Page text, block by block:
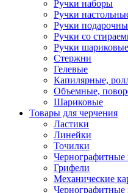
Ручки наборы
Ручки
Ручки
Ручки со
Ручки шариковые
Стержни
Гелевые
Капилярные,
Объемные,
Шариковые
Товары для черчения
Ластики
Линейки
Точилки
Чернографитные
Грифели
Механические
Чернографитные